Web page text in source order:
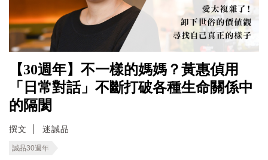
【30週年】不一樣的媽媽？黃惠偵用
「日常對話」不斷打破各種生命關係中
的隔閡
撰文 迷誠品
誠品30週年